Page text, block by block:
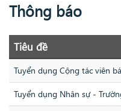
Thông báo
Tiêu đề
Tuyển dụng Cộng tác viên
Tuyển dụng Nhân sự -